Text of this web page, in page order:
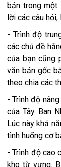
bản trong một
lời các câu hỏi,
- Trình độ
các chủ đề
của bạn cũng
văn bản gốc
theo chia các
- Trình độ
của Tây Ban
Lúc này khả
tình huống cơ
- Trình độ cao
kho từ vựng.